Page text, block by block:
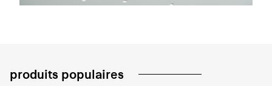
produits populaires